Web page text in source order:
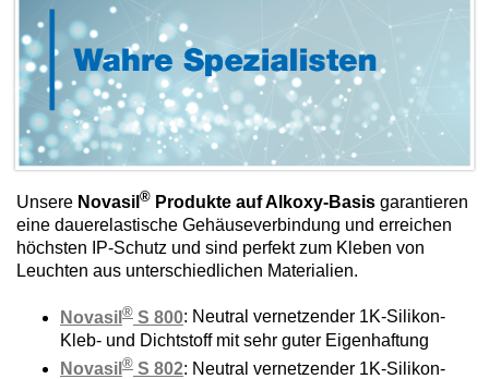
Unsere Novasil ® Produkte auf Alkoxy-Basis garantieren
eine dauerelastische Gehäuseverbindung und erreichen
höchsten IP-Schutz und sind perfekt zum Kleben von
Leuchten aus unterschiedlichen Materialien.
Novasil ® S 800: Neutral vernetzender 1K-Silikon-
Kleb- und Dichtstoff mit sehr guter Eigenhaftung
Novasil ® S 802: Neutral vernetzender 1K-Silikon-